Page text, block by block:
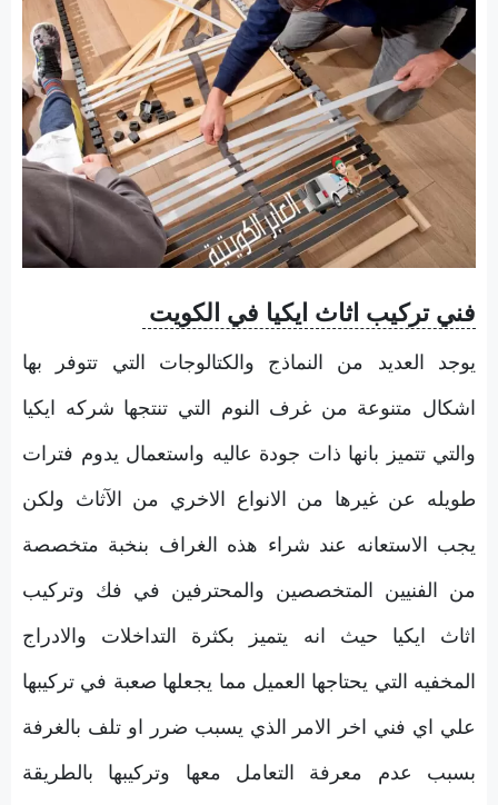
فني تركيب اثاث ايكيا في الكويت
يوجد العديد من النماذج والكتالوجات التي تتوفر بها
اشكال متنوعة من غرف النوم التي تنتجها شركه ايكيا
والتي تتميز بانها ذات جودة عاليه واستعمال يدوم فترات
طويله عن غيرها من الانواع الاخري من الآثاث ولكن
يجب الاستعانه عند شراء هذه الغراف بنخبة متخصصة
من الفنيين المتخصصين والمحترفين في فك وتركيب
اثاث ايكيا حيث انه يتميز بكثرة التداخلات والادراج
المخفيه التي يحتاجها العميل مما يجعلها صعبة في تركيبها
علي اي فني اخر الامر الذي يسبب ضرر او تلف بالغرفة
بسبب عدم معرفة التعامل معها وتركيبها بالطريقة